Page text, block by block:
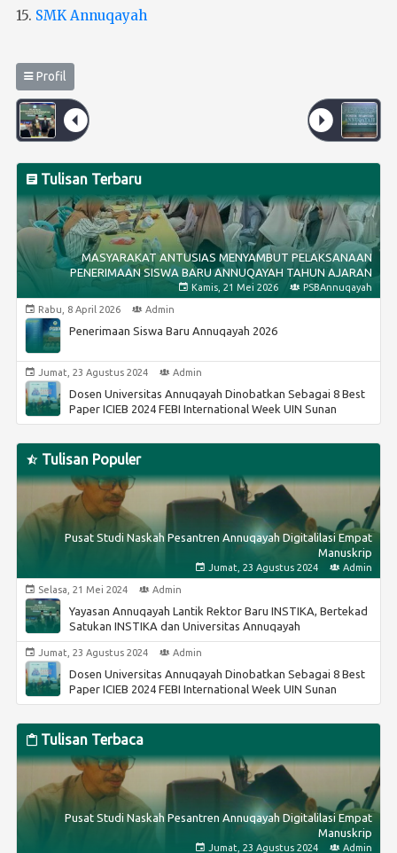
15. SMK Annuqayah
Profil
Tulisan Terbaru
Kamis, 21 Mei 2026 PSBAnnuqayah
MASYARAKAT ANTUSIAS MENYAMBUT PELAKSANAAN
PENERIMAAN SISWA BARU ANNUQAYAH TAHUN AJARAN
2026/2027
Rabu, 8 April 2026 Admin
Penerimaan Siswa Baru Annuqayah 2026
Jumat, 23 Agustus 2024 Admin
Dosen Universitas Annuqayah Dinobatkan Sebagai 8 Best
Paper ICIEB 2024 FEBI International Week UIN Sunan
Kalijaga Yogyakarta
Pusat Studi Naskah Pesantren Annuqayah Digitalilasi
Jumat, 23 Agustus 2024 Admin
PKKMB, Coba Terapkan Konsep Ramah Lingkungan
Menteri Agama Setujui Penggabungan Instika ke UA
Selasa, 21 Mei 2024 Admin
Yayasan Annuqayah Lantik Rektor Baru INSTIKA, Bertekad
Satukan INSTIKA dan Universitas Annuqayah
Tulisan Populer
Jumat, 23 Agustus 2024 Admin
Pusat Studi Naskah Pesantren Annuqayah Digitalilasi Empat
Manuskrip
Selasa, 21 Mei 2024 Admin
Yayasan Annuqayah Lantik Rektor Baru INSTIKA, Bertekad
Satukan INSTIKA dan Universitas Annuqayah
Jumat, 23 Agustus 2024 Admin
Dosen Universitas Annuqayah Dinobatkan Sebagai 8 Best
Paper ICIEB 2024 FEBI International Week UIN Sunan
Kalijaga Yogyakarta
Menteri Agama Setujui Penggabungan Instika ke UA
Jumat, 23 Agustus 2024 Admin
PKKMB, Coba Terapkan Konsep Ramah Lingkungan
Tulisan Terbaca
Jumat, 23 Agustus 2024 Admin
Pusat Studi Naskah Pesantren Annuqayah Digitalilasi Empat
Manuskrip